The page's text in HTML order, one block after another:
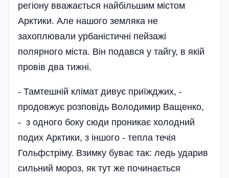
регіону вважається найбільшим містом
Арктики. Але нашого земляка не
захоплювали урбаністичні пейзажі
полярного міста. Він подався у тайгу, в якій
провів два тижні.
- Тамтешній клімат дивує приїжджих, -
продовжує розповідь Володимир Ващенко,
- з одного боку сюди проникає холодний
подих Арктики, з іншого - тепла течія
Гольфстріму. Взимку буває так: ледь ударив
сильний мороз, як тут же починається